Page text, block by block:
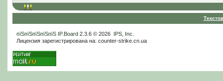
пїЅпїЅпїЅпїЅпїЅ IP.Board2.3.6 © 2026 IPS, Inc
Лицензия зарегистрирована на: counter-strike.cn.ua